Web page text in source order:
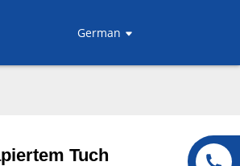
German
Tuch